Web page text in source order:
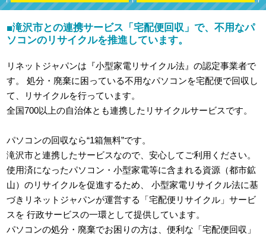
■滝沢市との連携サービス「宅配便回収」で、不用なパ
ソコンのリサイクルを推進しています。
リネットジャパンは『小型家電リサイクル法』の認定事業者で
す。
処分・廃棄に困っている不用なパソコンを宅配便で回収し
て、リサイクルを行っています。
全国700以上の自治体とも連携したリサイクルサービスです。
パソコンの回収なら“1箱無料”です。
滝沢市と連携したサービスなので、安心してご利用ください。
使用済になったパソコン・小型家電等に含まれる資源（都市鉱
山）のリサイクルを促進するため、
小型家電リサイクル法に基
づきリネットジャパンが運営する「宅配便リサイクル」サービ
スを 行政サービスの一環として提供しています。
パソコンの処分・廃棄でお困りの方は、便利な「宅配便回収」